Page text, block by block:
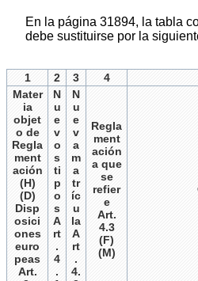
En la página 31894, la tabla
debe sustituirse por la
1 2 3 4
Mater
ia
objet
o de
Regla
ment
ación
(H)
(D)
Disp
osici
ones
euro
peas
Art.
N
u
e
v
o
s
ti
p
o
s
A
rt
.
4
.
N
u
e
v
a
m
a
tr
íc
u
la
A
rt
.
4.
Regla
ment
ación
a que
se
refier
e
Art.
4.3
(F)
(M)